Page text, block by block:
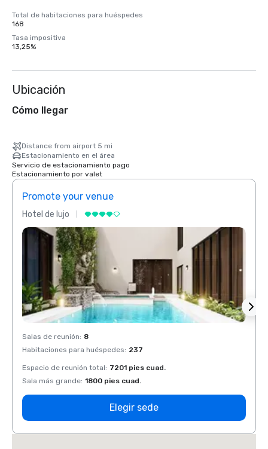
Total de habitaciones para huéspedes
168
Tasa impositiva
13,25%
Ubicación
Cómo llegar
Distance from airport 5 mi
Estacionamiento en el área
Servicio de estacionamiento pago
Estacionamiento por valet
Promote your venue
Hotel de lujo
Salas de reunión: 8
Habitaciones para huéspedes: 237
Espacio de reunión total: 7201 pies cuad.
Sala más grande: 1800 pies cuad.
Elegir sede